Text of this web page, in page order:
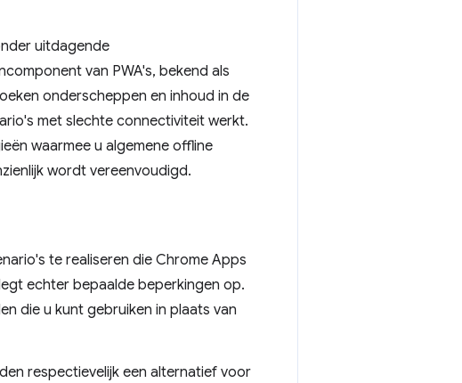
uitdagende
van PWA's, bekend als
onderscheppen en inhoud in de
met slechte connectiviteit werkt.
waarmee u algemene offline
wordt vereenvoudigd.
te realiseren die Chrome Apps
echter bepaalde beperkingen op.
die u kunt gebruiken in plaats van
respectievelijk een alternatief voor